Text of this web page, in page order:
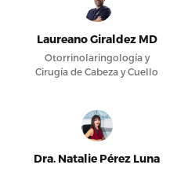
Laureano Giraldez MD
Otorrinolaringología y
Cirugía de Cabeza y Cuello
Dra. Natalie Pérez Luna